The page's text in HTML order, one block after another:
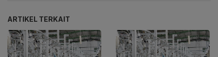
ARTIKEL TERKAIT